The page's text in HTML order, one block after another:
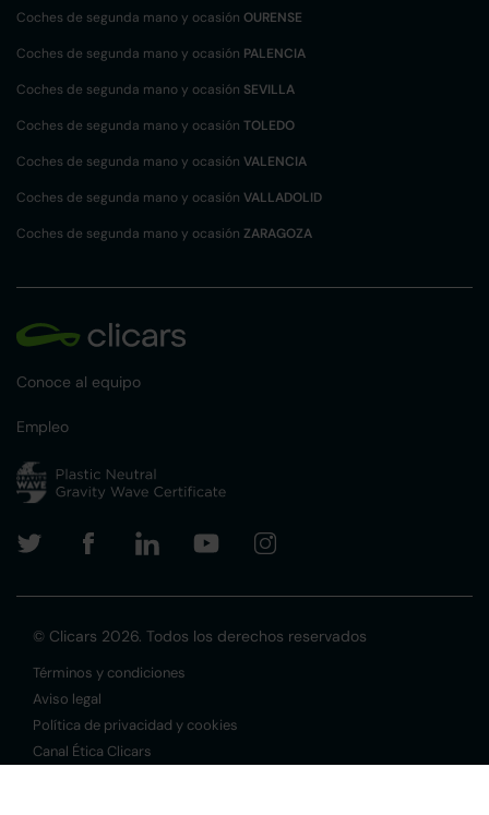
Coches de segunda mano y ocasión OURENSE
Coches de segunda mano y ocasión PALENCIA
Coches de segunda mano y ocasión SEVILLA
Coches de segunda mano y ocasión TOLEDO
Coches de segunda mano y ocasión VALENCIA
Coches de segunda mano y ocasión VALLADOLID
Coches de segunda mano y ocasión ZARAGOZA
Conoce al equipo
Empleo
© Clicars 2026. Todos los derechos reservados
Términos y condiciones
Aviso legal
Política de privacidad y cookies
Canal Ética Clicars